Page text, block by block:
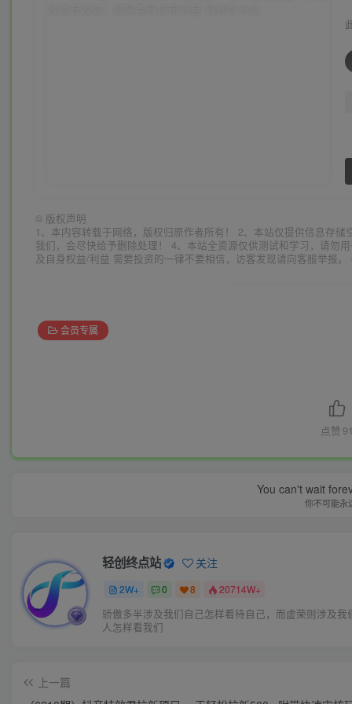
© 版权声明
1、本内容转载于网络，版权归原作者所有！ 2、本站仅提供信息存
我们，会尽快给予删除处理！ 4、本站全资源仅供测试和学习，请勿
及自身权益/利益 需要投资的一律不要相信，访客发现请向客服举报
会员专属
点赞
You can't wait
你不可能永
轻创终点站 关注
2W+ 0 8 20714W+
骄傲多半涉及我们自己怎样看待自己，而虚荣则涉及我
人怎样看我们
上一篇